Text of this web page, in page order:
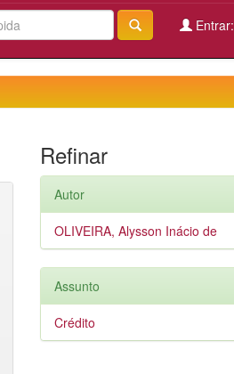
Entrar:
Refinar
Autor
OLIVEIRA, Alysson Inácio de
Assunto
Crédito